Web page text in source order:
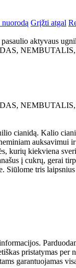
Grįžti atgal
aktyvaus
cianidą. Kalio
kurių kiekviena
į cukrų, gerai
Siūlome tris
pristatymas
garantuojamas